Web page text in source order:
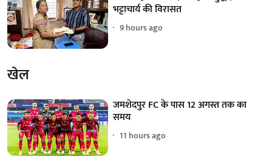
भट्टाचार्य की विरासत
9 hours ago
खेल
जमशेदपुर FC के पास 12 अगस्त तक का
समय
11 hours ago